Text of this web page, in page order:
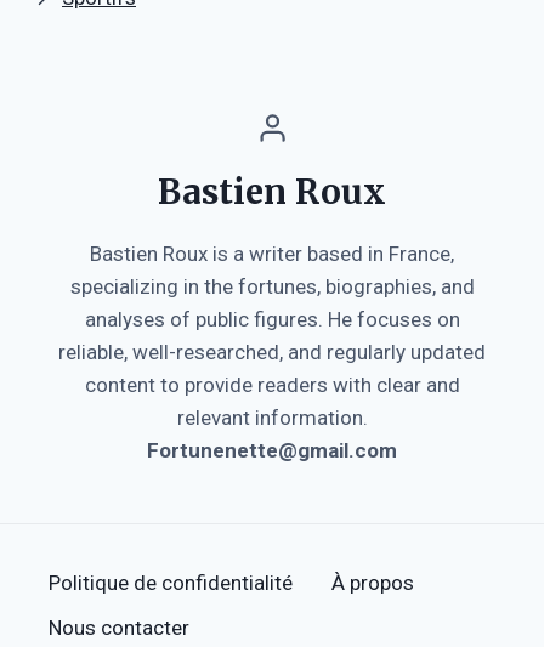
Bastien Roux
Bastien Roux is a writer based in France,
specializing in the fortunes, biographies, and
analyses of public figures. He focuses on
reliable, well-researched, and regularly updated
content to provide readers with clear and
relevant information.
Fortunenette@gmail.com
Politique de confidentialité
À propos
Nous contacter